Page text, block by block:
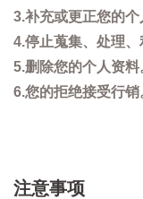
3.补充或更正您的个
4.停止蒐集、处理、
5.删除您的个人资料
6.您的拒绝接受行销
注意事项